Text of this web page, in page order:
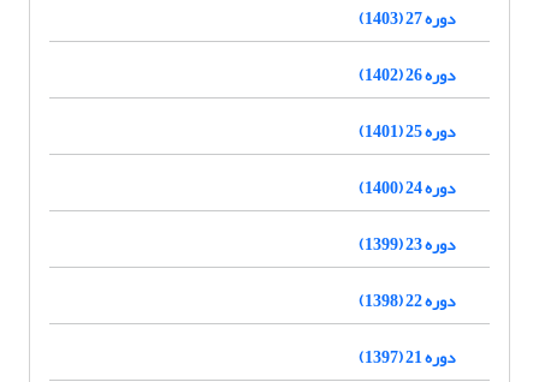
دوره 27 (1403)
دوره 26 (1402)
دوره 25 (1401)
دوره 24 (1400)
دوره 23 (1399)
دوره 22 (1398)
دوره 21 (1397)